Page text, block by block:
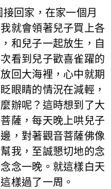
回家，在家一個月
就會領著兒子買上各
和兒子一起放生，自
看到兒子歡喜雀躍的
回大海裡，心中就期
眼睛的情況在減輕，
辦呢？這時想到了大
薩，每天晚上哄兒子
，對著觀音菩薩佛像
我，至誠懇切地的念
念一晚。就這樣白天
樣過了一周。